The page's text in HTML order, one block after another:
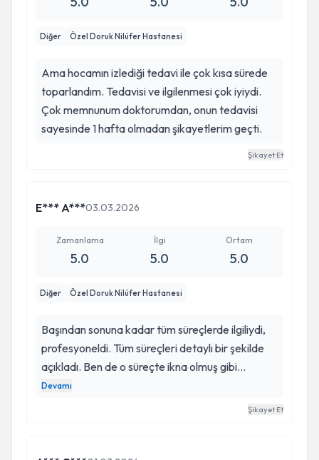
Diğer Özel Doruk Nilüfer Hastanesi
Ama hocamın izlediği tedavi ile çok kısa sürede
toparlandım. Tedavisi ve ilgilenmesi çok iyiydi.
Çok memnunum doktorumdan, onun tedavisi
sayesinde 1 hafta olmadan şikayetlerim geçti.
Şikayet Et
E*** A***03.03.2026
Zamanlama
5.0
İlgi
5.0
Ortam
5.0
Diğer Özel Doruk Nilüfer Hastanesi
Başından sonuna kadar tüm süreçlerde ilgiliydi,
profesyoneldi. Tüm süreçleri detaylı bir şekilde
açıkladı. Ben de o süreçte ikna olmuş gibi
anlayabileceğim şekilde detaylandırıyordu.
Devamı
Şikayet Et